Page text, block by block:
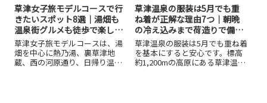
草津女子旅モデルコースで行
きたいスポット8選｜湯畑も
温泉街グルメも徒歩で楽しめ
る!
草津女子旅モデルコースは、湯
畑を中心に熱乃湯、裏草津地
蔵、西の河原通り、日帰り温泉
草津温泉の服装は5月でも重
ね着が正解な理由7つ｜朝晩
の冷え込みまで荷造りで備え
よう！
草津温泉の服装は5月でも重ね着
を基本にすると安心です。標高
約1,200mの高原にある草津温泉